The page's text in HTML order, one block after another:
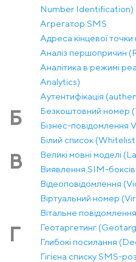
Number Identification)
Агрегатор SMS
Адреса кінцевої
Аналіз першопричин
Аналітика в режимі
Analytics)
Аутентифікація
Б
Безкоштовний номер
Бізнес-повідомлення
Білий список
В
Великі мовні моделі
Виявлення SIM-
Відеоповідомлення
Віртуальний номер
Вітальне
Г
Геотаргетинг
Глибокі посилання
Гігієна списку SMS-